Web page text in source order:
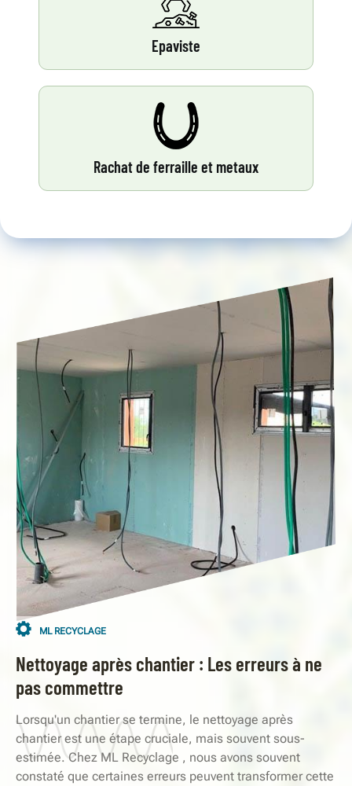
Epaviste
Rachat de ferraille et metaux
ML RECYCLAGE
Nettoyage après chantier : Les erreurs à ne
pas commettre
Lorsqu'un chantier se termine, le nettoyage après
chantier est une étape cruciale, mais souvent sous-
estimée. Chez ML Recyclage , nous avons souvent
constaté que certaines erreurs peuvent transformer cette